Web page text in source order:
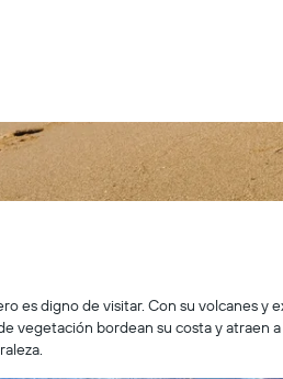
es digno de visitar. Con su volcanes y
vegetación bordean su costa y atraen